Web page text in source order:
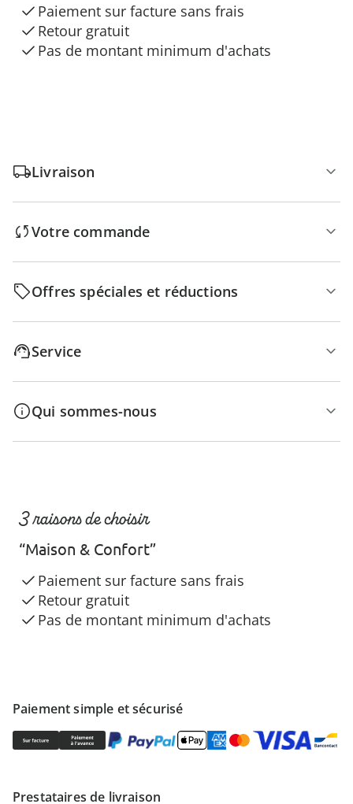
Paiement sur facture sans frais
Retour gratuit
Pas de montant minimum d'achats
Livraison
Votre commande
Offres spéciales et réductions
Service
Qui sommes-nous
Paiement simple et sécurisé
Prestataires de livraison
3 raisons de choisir
“Maison & Confort”
Paiement sur facture sans frais
Retour gratuit
Pas de montant minimum d'achats